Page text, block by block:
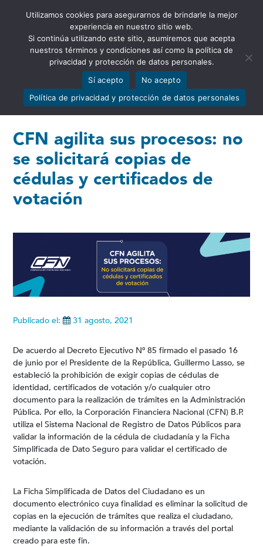
Abrir barra de herramientas
CFN agilita sus procesos: no
se solicitará copias de
cédulas y certificados de
votación
Publicado el: 31 agosto, 2021
De acuerdo al Decreto Ejecutivo Nº 85 firmado el pasado 16
de junio por el Presidente de la República, Guillermo Lasso, se
estableció la prohibición de exigir copias de cédulas de
identidad, certificados de votación y/o cualquier otro
documento para la realización de trámites en la Administración
Pública. Por ello, la Corporación Financiera Nacional (CFN) B.P.
utiliza el Sistema Nacional de Registro de Datos Públicos para
validar la información de la cédula de ciudadanía y la Ficha
Simplificada de Dato Seguro para validar el certificado de
votación.
La Ficha Simplificada de Datos del Ciudadano es un
documento electrónico cuya finalidad es eliminar la solicitud de
copias en la ejecución de trámites que realiza el ciudadano,
mediante la validación de su información a través del portal
creado para este fin.
Utilizamos cookies para asegurarnos de brindarle la mejor
experiencia en nuestro sitio web.
Si continúa utilizando este sitio, asumiremos que acepta
nuestros términos y condiciones así como la política de
privacidad y protección de datos personales.
Sí acepto
No acepto
Política de privacidad y protección de datos personales